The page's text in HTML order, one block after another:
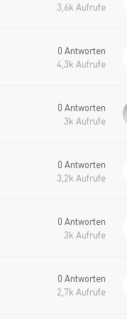
3,6k Aufrufe
0 Antworten
4,3k Aufrufe
0 Antworten
3k Aufrufe
0 Antworten
3,2k Aufrufe
0 Antworten
3k Aufrufe
0 Antworten
2,7k Aufrufe